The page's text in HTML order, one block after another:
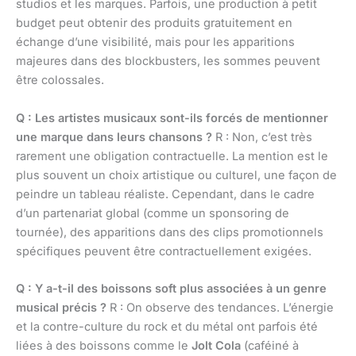
studios et les marques. Parfois, une production à petit
budget peut obtenir des produits gratuitement en
échange d’une visibilité, mais pour les apparitions
majeures dans des blockbusters, les sommes peuvent
être colossales.
Q : Les artistes musicaux sont-ils forcés de mentionner
une marque dans leurs chansons ? R : Non, c’est très
rarement une obligation contractuelle. La mention est le
plus souvent un choix artistique ou culturel, une façon de
peindre un tableau réaliste. Cependant, dans le cadre
d’un partenariat global (comme un sponsoring de
tournée), des apparitions dans des clips promotionnels
spécifiques peuvent être contractuellement exigées.
Q : Y a-t-il des boissons soft plus associées à un genre
musical précis ? R : On observe des tendances. L’énergie
et la contre-culture du rock et du métal ont parfois été
liées à des boissons comme le Jolt Cola (caféiné à